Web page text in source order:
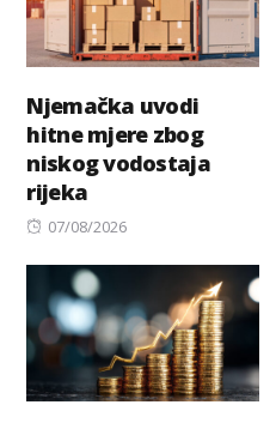
Njemačka uvodi
hitne mjere zbog
niskog vodostaja
rijeka
Posted
07/08/2026